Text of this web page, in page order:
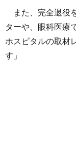
また、完全退役
ターや、眼科医療
ホスピタルの取材
す」